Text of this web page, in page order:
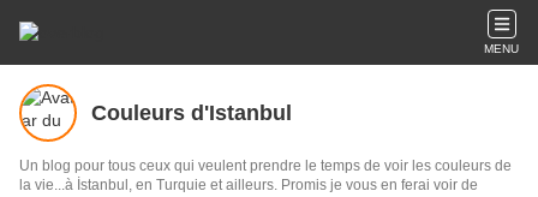
MENU
Couleurs d'Istanbul
Un blog pour tous ceux qui veulent prendre le temps de voir les couleurs de
la vie...à İstanbul, en Turquie et ailleurs. Promis je vous en ferai voir de